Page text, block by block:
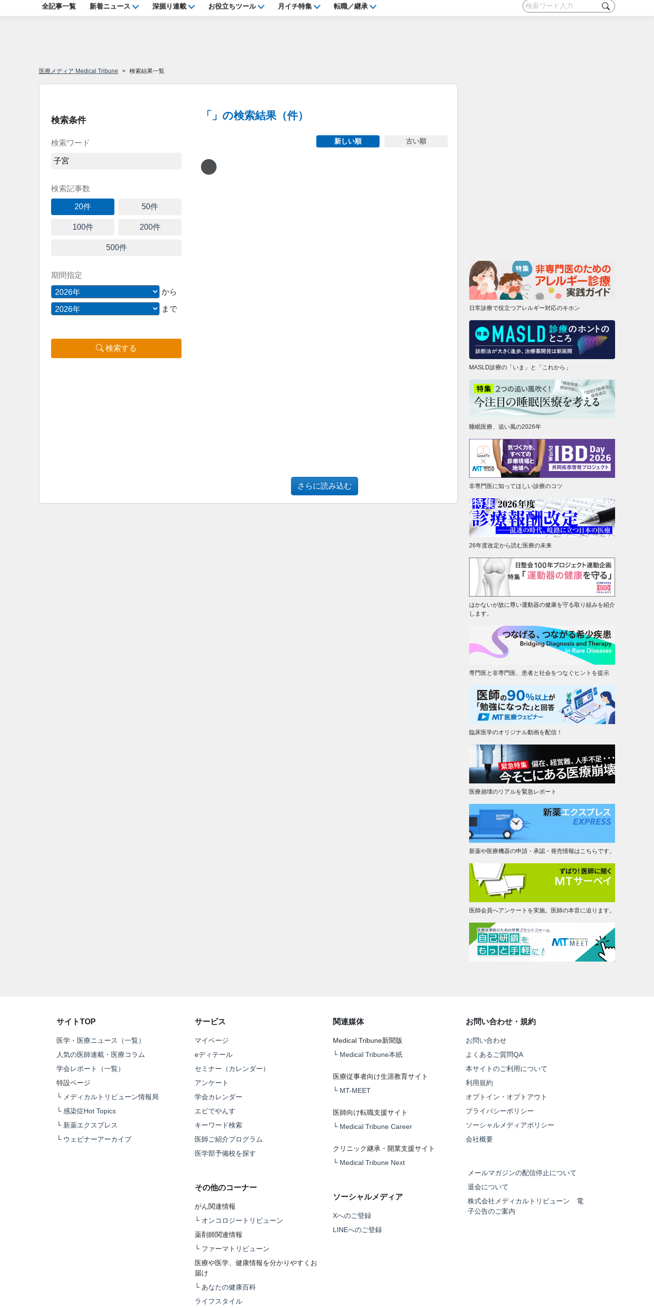
全記事一覧 新着ニュース 深掘り連載 お役立ちツール 月イチ特集 転職／継承
医療メディア Medical Tribune 検索結果一覧
検索条件
検索ワード
検索記事数
20件 50件
100件 200件
500件
期間指定
から
まで
検索する
「 」の検索結果（件）
新しい順 古い順
Loading...
さらに読み込む
日常診療で役立つアレルギー対応のキホン
MASLD診療の「いま」と「これから」
睡眠医療、追い風の2026年
非専門医に知ってほしい診療のコツ
26年度改定から読む医療の未来
はかないが故に尊い運動器の健康を守る取り組みを紹介
します。
専門医と非専門医、患者と社会をつなぐヒントを提示
臨床医学のオリジナル動画を配信！
医療崩壊のリアルを緊急レポート
新薬や医療機器の申請・承認・発売情報はこちらです。
医師会員へアンケートを実施。医師の本音に迫ります。
サイトTOP
医学・医療ニュース（一覧）
人気の医師連載・医療コラム
学会レポート（一覧）
特設ページ
└ メディカルトリビューン情報局
└ 感染症Hot Topics
└ 新薬エクスプレス
└ ウェビナーアーカイブ
サービス
マイページ
eディテール
セミナー（カレンダー）
アンケート
学会カレンダー
エビでやんす
キーワード検索
医師ご紹介プログラム
医学部予備校を探す
その他のコーナー
がん関連情報
└ オンコロジートリビューン
薬剤師関連情報
└ ファーマトリビューン
医療や医学、健康情報を分かりやすくお
届け
└ あなたの健康百科
ライフスタイル
関連媒体
Medical Tribune新聞版
└ Medical Tribune本紙
医療従事者向け生涯教育サイト
└ MT-MEET
医師向け転職支援サイト
└ Medical Tribune Career
クリニック継承・開業支援サイト
└ Medical Tribune Next
ソーシャルメディア
Xへのご登録
LINEへのご登録
お問い合わせ・規約
お問い合わせ
よくあるご質問QA
本サイトのご利用について
利用規約
オプトイン・オプトアウト
プライバシーポリシー
ソーシャルメディアポリシー
会社概要
メールマガジンの配信停止について
退会について
株式会社メディカルトリビューン 電
子公告のご案内